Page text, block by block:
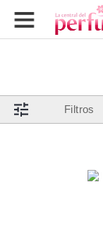
Filtros